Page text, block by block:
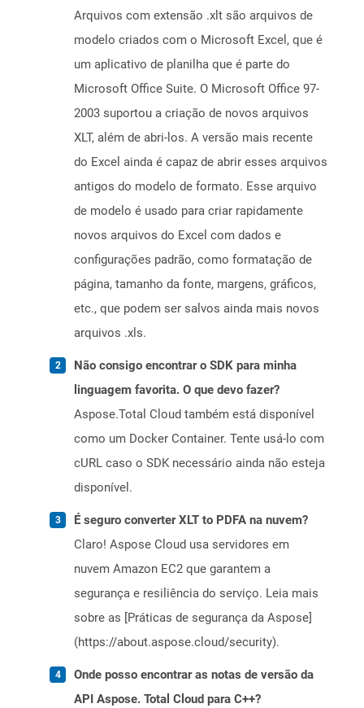
Arquivos com extensão .xlt são arquivos de
modelo criados com o Microsoft Excel, que é
um aplicativo de planilha que é parte do
Microsoft Office Suite. O Microsoft Office 97-
2003 suportou a criação de novos arquivos
XLT, além de abri-los. A versão mais recente
do Excel ainda é capaz de abrir esses arquivos
antigos do modelo de formato. Esse arquivo
de modelo é usado para criar rapidamente
novos arquivos do Excel com dados e
configurações padrão, como formatação de
página, tamanho da fonte, margens, gráficos,
etc., que podem ser salvos ainda mais novos
arquivos .xls.
Não consigo encontrar o SDK para minha
linguagem favorita. O que devo fazer?
Aspose.Total Cloud também está disponível
como um Docker Container. Tente usá-lo com
cURL caso o SDK necessário ainda não esteja
disponível.
É seguro converter XLT to PDFA na nuvem?
Claro! Aspose Cloud usa servidores em
nuvem Amazon EC2 que garantem a
segurança e resiliência do serviço. Leia mais
sobre as [Práticas de segurança da Aspose]
(https://about.aspose.cloud/security).
Onde posso encontrar as notas de versão da
API Aspose. Total Cloud para C++?